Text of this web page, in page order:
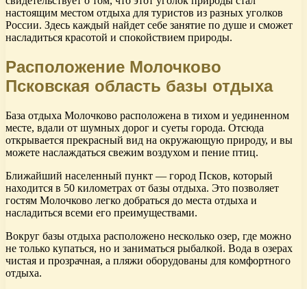
настоящим местом отдыха для туристов из разных уголков
России. Здесь каждый найдет себе занятие по душе и сможет
насладиться красотой и спокойствием природы.
Расположение Молочково
Псковская область базы отдыха
База отдыха Молочково расположена в тихом и уединенном
месте, вдали от шумных дорог и суеты города. Отсюда
открывается прекрасный вид на окружающую природу, и вы
можете наслаждаться свежим воздухом и пение птиц.
Ближайший населенный пункт — город Псков, который
находится в 50 километрах от базы отдыха. Это позволяет
гостям Молочково легко добраться до места отдыха и
насладиться всеми его преимуществами.
Вокруг базы отдыха расположено несколько озер, где можно
не только купаться, но и заниматься рыбалкой. Вода в озерах
чистая и прозрачная, а пляжи оборудованы для комфортного
отдыха.